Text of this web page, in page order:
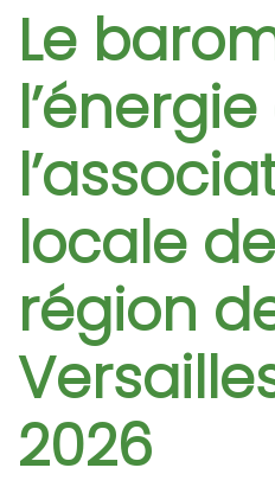
Le
locale
région
2026